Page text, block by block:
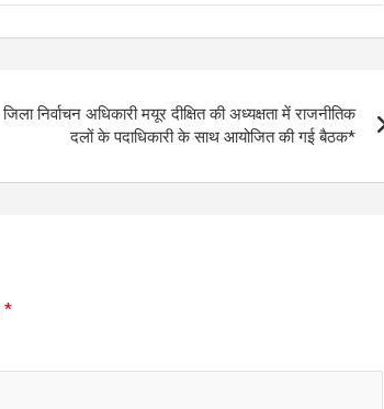
जिला निर्वाचन अधिकारी मयूर दीक्षित की अध्यक्षता में राजनीतिक
दलों के पदाधिकारी के साथ आयोजित की गई बैठक*
*